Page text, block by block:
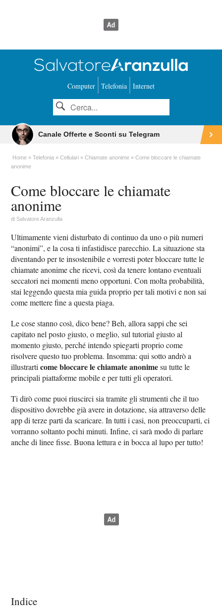
Computer Telefonia Internet
Canale Offerte e Sconti su Telegram
Home Telefonia Cellulari Chiamate anonime
Come bloccare le chiamate
anonime
Come bloccare le chiamate
anonime
diSalvatore Aranzulla
Ultimamente vieni disturbato di continuo da uno o più numeri
“anonimi”, e la cosa ti infastidisce parecchio. La situazione sta
diventando per te insostenibile e vorresti poter bloccare tutte le
chiamate anonime che ricevi, così da tenere lontano eventuali
seccatori nei momenti meno opportuni. Con molta probabilità,
stai leggendo questa mia guida proprio per tali motivi e non sai
come mettere fine a questa piaga.
Le cose stanno così, dico bene? Beh, allora sappi che sei
capitato nel posto giusto, o meglio, sul tutorial giusto al
momento giusto, perché intendo spiegarti proprio come
risolvere questo tuo problema. Insomma: qui sotto andrò a
illustrarticome bloccare le chiamate anonimesu tutte le
principali piattaforme mobile e per tutti gli operatori.
Ti dirò come puoi riuscirci sia tramite gli strumenti che il tuo
dispositivo dovrebbe già avere in dotazione, sia attraverso delle
app di terze parti da scaricare. In tutti i casi, non preoccuparti, ci
vorranno soltanto pochi minuti. Infine, ci sarà modo di parlare
anche di linee fisse. Buona lettura e in bocca al lupo per tutto!
Indice